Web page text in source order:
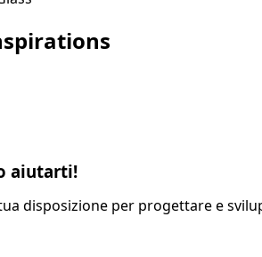
aiutarti!
disposizione per progettare e